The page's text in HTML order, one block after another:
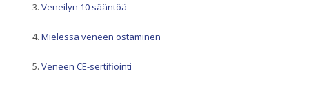
Veneilyn 10 sääntöä
Mielessä veneen ostaminen
Veneen CE-sertifiointi